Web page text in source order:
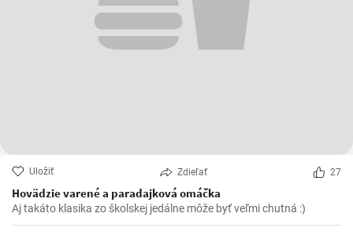
Uložiť Zdieľať 27
Hovädzie varené a paradajková omáčka
Aj takáto klasika zo školskej jedálne môže byť veľmi chutná :)